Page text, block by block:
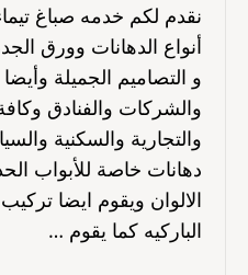
نقدم لكم خدمه صباغ
أنواع الدهانات وورق
و التصاميم الجميلة
والشركات والفنادق
والتجارية والسكنية
دهانات خاصة للأبواب
الالوان ويقوم ايضا
الباركيه كما يقوم …